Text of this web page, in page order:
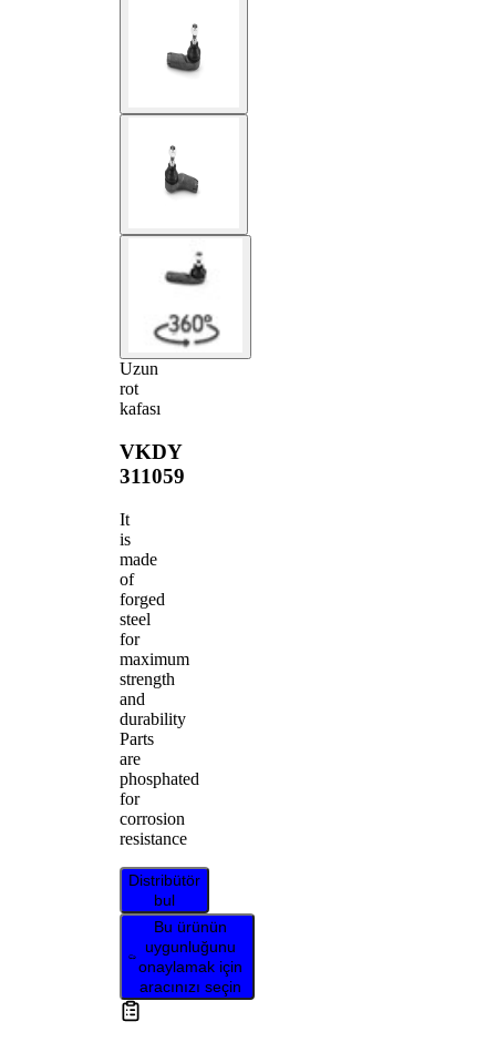
Uzun
rot
kafası
VKDY
311059
It
is
made
of
forged
steel
for
maximum
strength
and
durability
Parts
are
phosphated
for
corrosion
resistance
Distribütör
bul
Bu ürünün
uygunluğunu
onaylamak için
aracınızı seçin